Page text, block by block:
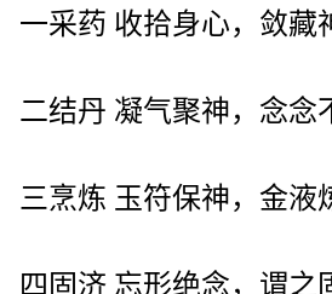
一采药 收拾身心，敛藏
二结丹 凝气聚神，念念
三烹炼 玉符保神，金液
四固济 忘形绝念，谓之